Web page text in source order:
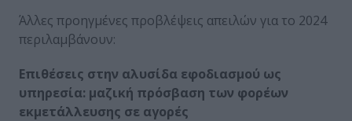
Άλλες προηγμένες προβλέψεις απειλών για το 2024
περιλαμβάνουν:
Επιθέσεις στην αλυσίδα εφοδιασμού ως
υπηρεσία: μαζική πρόσβαση των φορέων
εκμετάλλευσης σε αγορές